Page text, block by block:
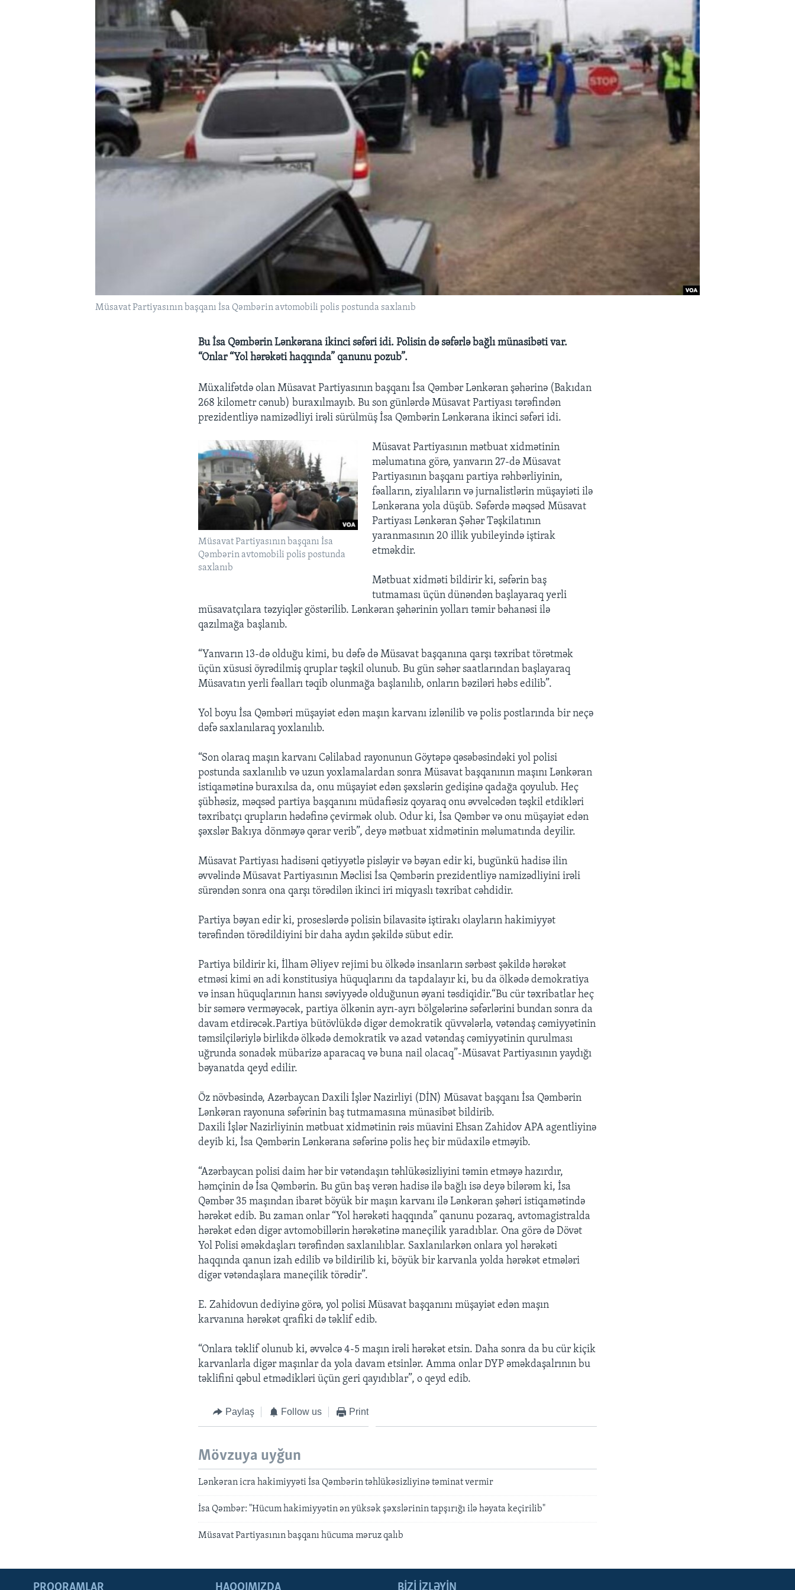
Müsavat Partiyasının başqanı İsa Qəmbərin avtomobili polis postunda saxlanıb
Bu İsa Qəmbərin Lənkərana ikinci səfəri idi. Polisin də səfərlə bağlı münasibəti var.
“Onlar “Yol hərəkəti haqqında” qanunu pozub”.
Müxalifətdə olan Müsavat Partiyasının başqanı İsa Qəmbər Lənkəran şəhərinə (Bakıdan
268 kilometr cənub) buraxılmayıb. Bu son günlərdə Müsavat Partiyası tərəfindən
prezidentliyə namizədliyi irəli sürülmüş İsa Qəmbərin Lənkərana ikinci səfəri idi.
Müsavat Partiyasının başqanı İsa
Qəmbərin avtomobili polis postunda
saxlanıb
Müsavat Partiyasının mətbuat xidmətinin
məlumatına görə, yanvarın 27-də Müsavat
Partiyasının başqanı partiya rəhbərliyinin,
fəalların, ziyalıların və jurnalistlərin müşayiəti ilə
Lənkərana yola düşüb. Səfərdə məqsəd Müsavat
Partiyası Lənkəran Şəhər Təşkilatının
yaranmasının 20 illik yubileyində iştirak
etməkdir.
Mətbuat xidməti bildirir ki, səfərin baş
tutmaması üçün dünəndən başlayaraq yerli
müsavatçılara təzyiqlər göstərilib. Lənkəran şəhərinin yolları təmir bəhanəsi ilə
qazılmağa başlanıb.
“Yanvarın 13-də olduğu kimi, bu dəfə də Müsavat başqanına qarşı təxribat törətmək
üçün xüsusi öyrədilmiş qruplar təşkil olunub. Bu gün səhər saatlarından başlayaraq
Müsavatın yerli fəalları təqib olunmağa başlanılıb, onların bəziləri həbs edilib”.
Yol boyu İsa Qəmbəri müşayiət edən maşın karvanı izlənilib və polis postlarında bir neçə
dəfə saxlanılaraq yoxlanılıb.
“Son olaraq maşın karvanı Cəlilabad rayonunun Göytəpə qəsəbəsindəki yol polisi
postunda saxlanılıb və uzun yoxlamalardan sonra Müsavat başqanının maşını Lənkəran
istiqamətinə buraxılsa da, onu müşayiət edən şəxslərin gedişinə qadağa qoyulub. Heç
şübhəsiz, məqsəd partiya başqanını müdafiəsiz qoyaraq onu əvvəlcədən təşkil etdikləri
təxribatçı qrupların hədəfinə çevirmək olub. Odur ki, İsa Qəmbər və onu müşayiət edən
şəxslər Bakıya dönməyə qərar verib”, deyə mətbuat xidmətinin məlumatında deyilir.
Müsavat Partiyası hadisəni qətiyyətlə pisləyir və bəyan edir ki, bugünkü hadisə ilin
əvvəlində Müsavat Partiyasının Məclisi İsa Qəmbərin prezidentliyə namizədliyini irəli
sürəndən sonra ona qarşı törədilən ikinci iri miqyaslı təxribat cəhdidir.
Partiya bəyan edir ki, proseslərdə polisin bilavasitə iştirakı olayların hakimiyyət
tərəfindən törədildiyini bir daha aydın şəkildə sübut edir.
Partiya bildirir ki, İlham Əliyev rejimi bu ölkədə insanların sərbəst şəkildə hərəkət
etməsi kimi ən adi konstitusiya hüquqlarını da tapdalayır ki, bu da ölkədə demokratiya
və insan hüquqlarının hansı səviyyədə olduğunun əyani təsdiqidir.“Bu cür təxribatlar heç
bir səmərə verməyəcək, partiya ölkənin ayrı-ayrı bölgələrinə səfərlərini bundan sonra da
davam etdirəcək.Partiya bütövlükdə digər demokratik qüvvələrlə, vətəndaş cəmiyyətinin
təmsilçiləriylə birlikdə ölkədə demokratik və azad vətəndaş cəmiyyətinin qurulması
uğrunda sonadək mübarizə aparacaq və buna nail olacaq”-Müsavat Partiyasının yaydığı
bəyanatda qeyd edilir.
Öz növbəsində, Azərbaycan Daxili İşlər Nazirliyi (DİN) Müsavat başqanı İsa Qəmbərin
Lənkəran rayonuna səfərinin baş tutmamasına münasibət bildirib.
Daxili İşlər Nazirliyinin mətbuat xidmətinin rəis müavini Ehsan Zahidov APA agentliyinə
deyib ki, İsa Qəmbərin Lənkərana səfərinə polis heç bir müdaxilə etməyib.
“Azərbaycan polisi daim hər bir vətəndaşın təhlükəsizliyini təmin etməyə hazırdır,
həmçinin də İsa Qəmbərin. Bu gün baş verən hadisə ilə bağlı isə deyə bilərəm ki, İsa
Qəmbər 35 maşından ibarət böyük bir maşın karvanı ilə Lənkəran şəhəri istiqamətində
hərəkət edib. Bu zaman onlar “Yol hərəkəti haqqında” qanunu pozaraq, avtomagistralda
hərəkət edən digər avtomobillərin hərəkətinə maneçilik yaradıblar. Ona görə də Dövət
Yol Polisi əməkdaşları tərəfindən saxlanılıblar. Saxlanılarkən onlara yol hərəkəti
haqqında qanun izah edilib və bildirilib ki, böyük bir karvanla yolda hərəkət etmələri
digər vətəndaşlara maneçilik törədir”.
E. Zahidovun dediyinə görə, yol polisi Müsavat başqanını müşayiət edən maşın
karvanına hərəkət qrafiki də təklif edib.
“Onlara təklif olunub ki, əvvəlcə 4-5 maşın irəli hərəkət etsin. Daha sonra da bu cür kiçik
karvanlarla digər maşınlar da yola davam etsinlər. Amma onlar DYP əməkdaşalrının bu
təklifini qəbul etmədikləri üçün geri qayıdıblar”, o qeyd edib.
Paylaş Follow us Print
Mövzuya uyğun
Lənkəran icra hakimiyyəti İsa Qəmbərin təhlükəsizliyinə təminat vermir
İsa Qəmbər: "Hücum hakimiyyətin ən yüksək şəxslərinin tapşırığı ilə həyata keçirilib"
Müsavat Partiyasının başqanı hücuma məruz qalıb
BIZI IZLƏYIN
PROQRAMLAR HAQQIMIZDA